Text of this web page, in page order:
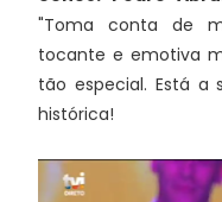
"Toma conta de
tocante e emotiva
tão especial. Está a
histórica!